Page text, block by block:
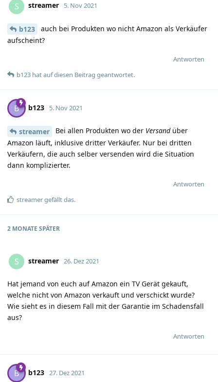
S streamer 5. Nov 2021
b123
auch bei Produkten wo nicht Amazon als Verkäufer
aufscheint?
Antworten
b123 hatauf diesen Beitrag geantwortet.
B b123 5. Nov 2021
streamer Bei allen Produkten wo der Versandüber
Amazon läuft, inklusive dritter Verkäufer. Nur bei dritten
Verkäufern, die auch selber versenden wird die Situation
dann komplizierter.
Antworten
streamergefällt das.
2 MONATE SPÄTER
S streamer 26. Dez 2021
Hat jemand von euch auf Amazon ein TV Gerät gekauft,
welche nicht von Amazon verkauft und verschickt wurde?
Wie sieht es in diesem Fall mit der Garantie im Schadensfall
aus?
Antworten
B b123 27. Dez 2021